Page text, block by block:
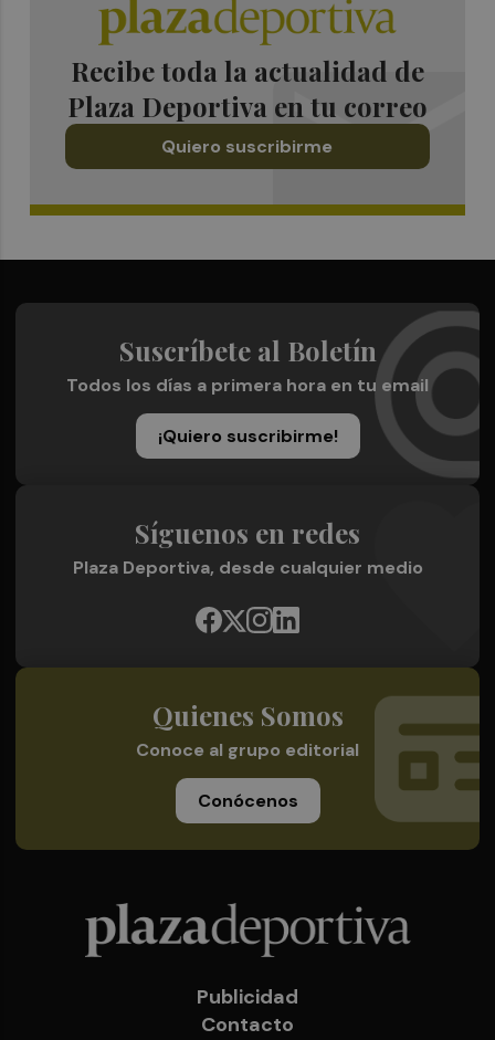
Recibe toda la actualidad de
Plaza Deportiva en tu correo
Quiero suscribirme
Suscríbete al Boletín
Todos los días a primera hora en tu email
¡Quiero suscribirme!
Síguenos en redes
Plaza Deportiva, desde cualquier medio
Quienes Somos
Conoce al grupo editorial
Conócenos
Publicidad
Contacto